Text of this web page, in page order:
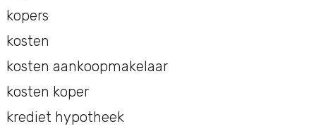
kopers
kosten
kosten aankoopmakelaar
kosten koper
krediet hypotheek